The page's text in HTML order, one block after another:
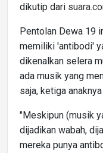
dikutip dari
Pentolan Dewa 19
memiliki 'antibodi'
dikenalkan selera
ada musik yang
saja, ketiga
"Meskipun (musik
dijadikan wabah,
mereka punya